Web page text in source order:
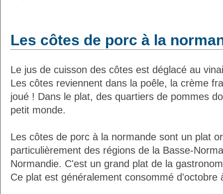
Les côtes de porc à la
Le jus de cuisson des côtes est déglacé au
Les côtes reviennent dans la poêle, la crème
joué ! Dans le plat, des quartiers de pommes
petit monde.
Les côtes de porc à la normande sont un plat
particulièrement des régions de la Basse-
Normandie. C'est un grand plat de la
Ce plat est généralement consommé d'octobre